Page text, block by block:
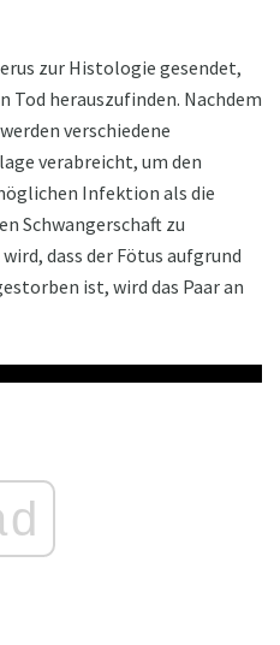
zur Histologie gesendet,
Tod herauszufinden. Nachdem
verschiedene
verabreicht, um den
Infektion als die
Schwangerschaft zu
dass der Fötus aufgrund
ist, wird das Paar an